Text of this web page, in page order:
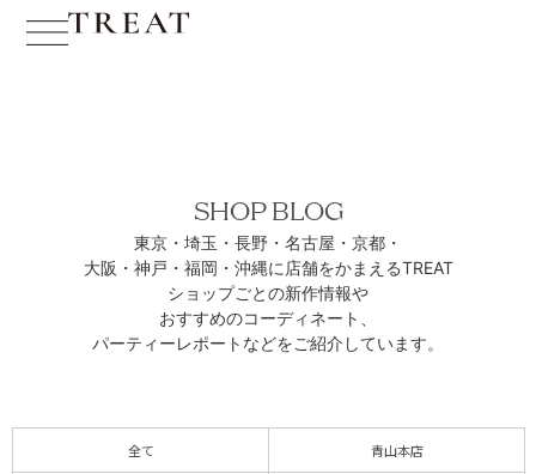
SHOP BLOG
東京・埼玉・長野・名古屋・京都・
大阪・神戸・福岡・沖縄に 店舗をかまえるTREAT
ショップごとの新作情報や
おすすめのコーディネート、
パーティーレポートなどをご紹介しています。
全て 青山本店